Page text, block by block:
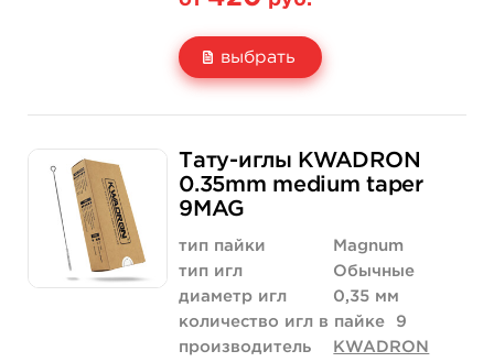
выбрать
Цена
Количество
420 руб.
купить
840 руб.
Тату-иглы KWADRON
0.35mm medium taper
9MAG
тип пайки
Magnum
тип игл
Обычные
диаметр игл
0,35 мм
количество игл в пайке
9
производитель
KWADRON